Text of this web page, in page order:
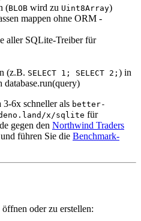
(BLOB wird zu Uint8Array)
mappen ohne ORM -
aller SQLite-Treiber für
(z.B. SELECT 1; SELECT 2; ) in
6x schneller als better-
x/sqlite für
gegen den Northwind Traders
führen Sie die Benchmark-
oder zu erstellen: